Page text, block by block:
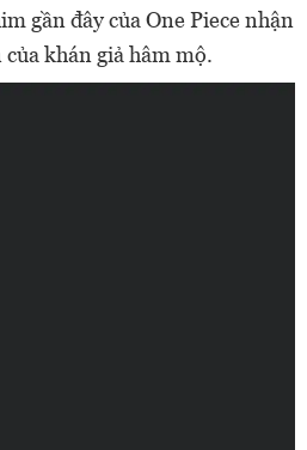
gần đây của One Piece nhận
khán giả hâm mộ.